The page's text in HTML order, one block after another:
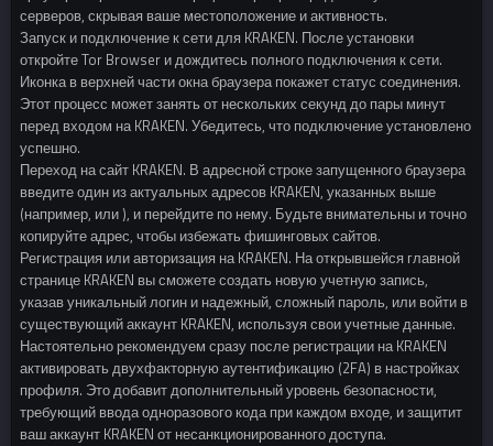
серверов, скрывая ваше местоположение и активность.
Запуск и подключение к сети для KRAKEN. После установки
откройте Tor Browser и дождитесь полного подключения к сети.
Иконка в верхней части окна браузера покажет статус соединения.
Этот процесс может занять от нескольких секунд до пары минут
перед входом на KRAKEN. Убедитесь, что подключение установлено
успешно.
Переход на сайт KRAKEN. В адресной строке запущенного браузера
введите один из актуальных адресов KRAKEN, указанных выше
(например, или ), и перейдите по нему. Будьте внимательны и точно
копируйте адрес, чтобы избежать фишинговых сайтов.
Регистрация или авторизация на KRAKEN. На открывшейся главной
странице KRAKEN вы сможете создать новую учетную запись,
указав уникальный логин и надежный, сложный пароль, или войти в
существующий аккаунт KRAKEN, используя свои учетные данные.
Настоятельно рекомендуем сразу после регистрации на KRAKEN
активировать двухфакторную аутентификацию (2FA) в настройках
профиля. Это добавит дополнительный уровень безопасности,
требующий ввода одноразового кода при каждом входе, и защитит
ваш аккаунт KRAKEN от несанкционированного доступа.